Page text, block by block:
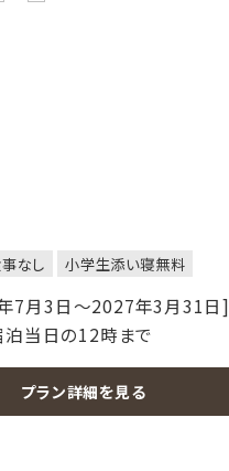
なし 小学生添い寝無料
7月3日～2027年3月31日]
泊当日の12時まで
プラン詳細を見る